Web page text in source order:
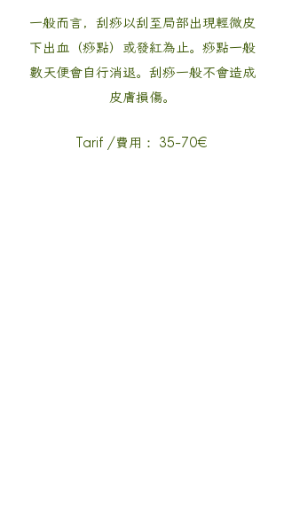
一般而言，刮痧以刮至局部出現輕微皮
下出血（痧點）或發紅為止。痧點一般
數天便會自行消退。刮痧一般不會造成
皮膚損傷。
Tarif /費用 ： 35-70€